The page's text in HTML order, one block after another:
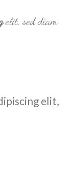
elit, sed diam
elit,